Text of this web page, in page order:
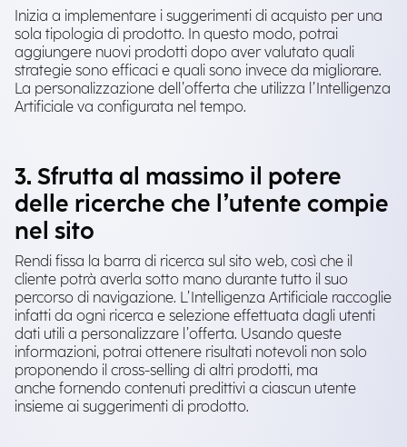
Inizia a implementare i suggerimenti di acquisto per una
sola tipologia di prodotto. In questo modo, potrai
aggiungere nuovi prodotti dopo aver valutato quali
strategie sono efficaci e quali sono invece da migliorare.
La personalizzazione dell’offerta che utilizza l’Intelligenza
Artificiale va configurata nel tempo.
3. Sfrutta al massimo il potere
delle ricerche che l’utente compie
nel sito
Rendi fissa la barra di ricerca sul sito web, così che il
cliente potrà averla sotto mano durante tutto il suo
percorso di navigazione. L’Intelligenza Artificiale raccoglie
infatti da ogni ricerca e selezione effettuata dagli utenti
dati utili a personalizzare l’offerta. Usando queste
informazioni, potrai ottenere risultati notevoli non solo
proponendo il cross-selling di altri prodotti, ma
anche fornendo contenuti predittivi a ciascun utente
insieme ai suggerimenti di prodotto.